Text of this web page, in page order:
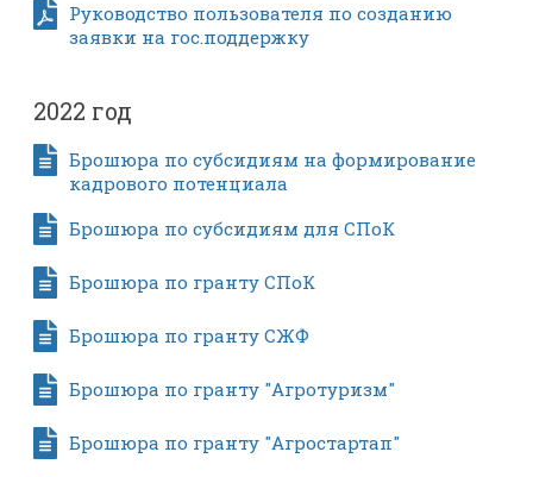
Руководство пользователя по созданию
заявки на гос.поддержку
2022 год
Брошюра по субсидиям на формирование
кадрового потенциала
Брошюра по субсидиям для СПоК
Брошюра по гранту СПоК
Брошюра по гранту СЖФ
Брошюра по гранту "Агротуризм"
Брошюра по гранту "Агростартап"